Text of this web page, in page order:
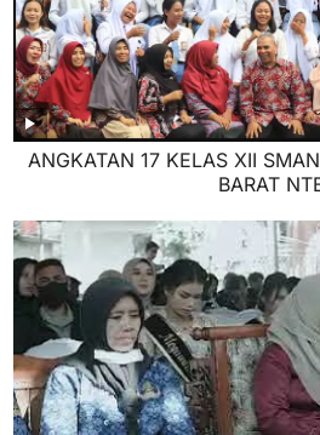
ANGKATAN 17 KELAS XII
BARAT